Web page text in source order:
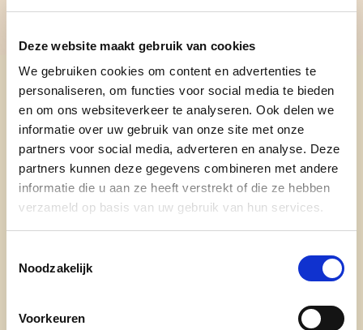
Deze website maakt gebruik van cookies
We gebruiken cookies om content en advertenties te
personaliseren, om functies voor social media te bieden
en om ons websiteverkeer te analyseren. Ook delen we
informatie over uw gebruik van onze site met onze
partners voor social media, adverteren en analyse. Deze
partners kunnen deze gegevens combineren met andere
informatie die u aan ze heeft verstrekt of die ze hebben
verzameld op basis van uw gebruik van hun services.
Noodzakelijk
Voorkeuren
Waarom ben je kandidaat op 9 juni?
Ik wil me inzetten voor een veilig Vlaanderen met
respect voor onze normen en waarden. Veiligheid
Wie ben je in enkele woorden?
Spontaan